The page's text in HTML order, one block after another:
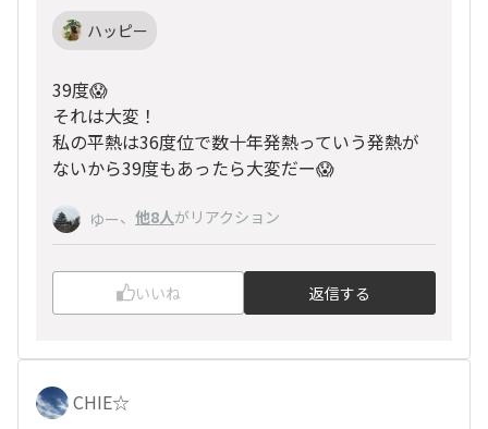
ハッピー
39度😱
それは大変！
私の平熱は36度位で数十年発熱っていう発熱が
ないから39度もあったら大変だー😱
ゆー、 他8人がリアクション
いいね 返信する
CHIE☆